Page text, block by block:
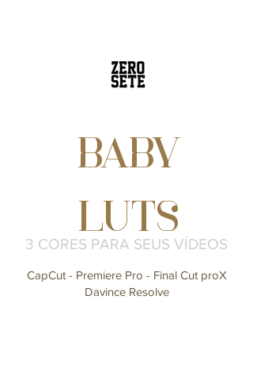
BABY
LUTS
3 CORES PARA SEUS VÍDEOS
CapCut - Premiere Pro - Final Cut proX
Davince Resolve